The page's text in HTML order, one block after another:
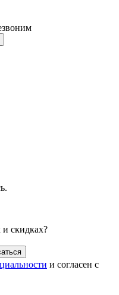
скидках?
и согласен с